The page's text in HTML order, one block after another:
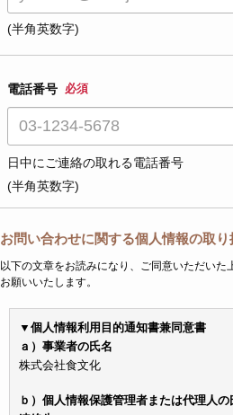
(半角英数字)
電話番号 必須
日中にご連絡の取れる電話番号
(半角英数字)
お問い合わせに関する個人情報の取
以下の文章をお読みになり、ご同意いただいた
お願いいたします。
▼個人情報利用目的通知書兼同意書
ａ）事業者の氏名
株式会社食文化
ｂ）個人情報保護管理者または代理人